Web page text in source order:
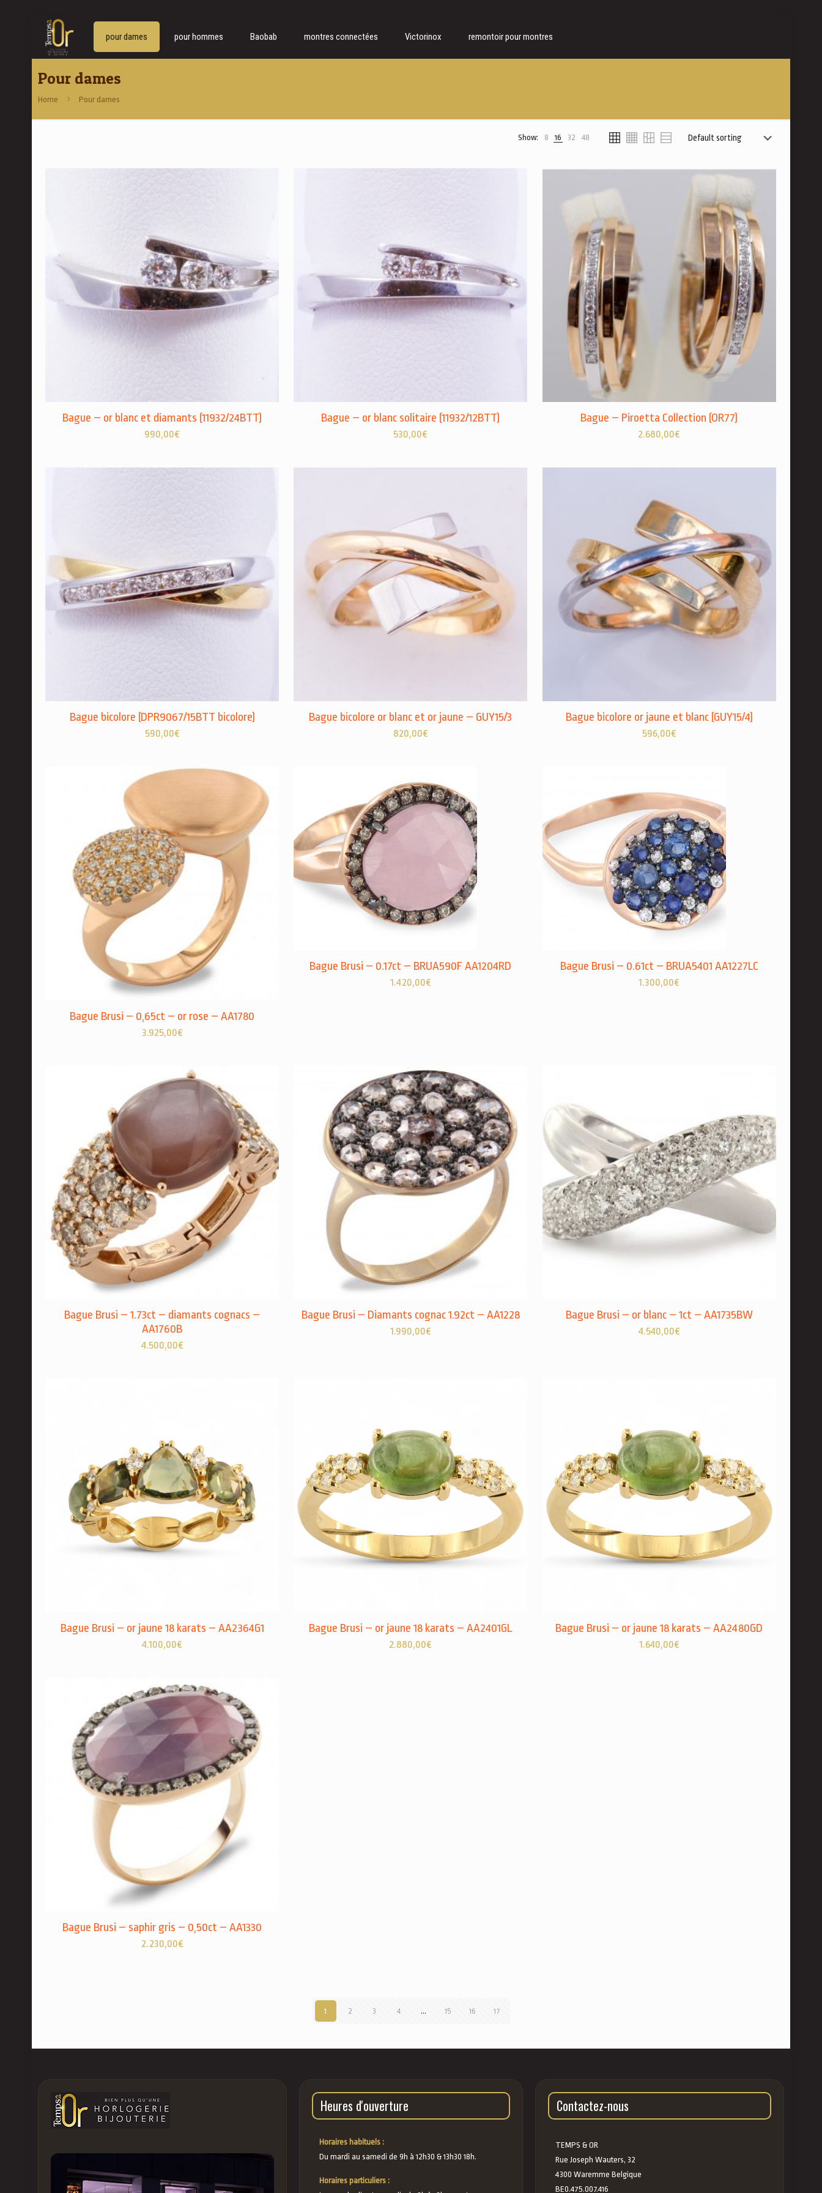
pour dames pour hommes Baobab montres connectées Victorinox remontoir pour montres
Pour dames
Home Pour dames
Show: 8 16 32 48
Bague – or blanc et diamants (11932/24BTT)
990,00€
Bague – or blanc solitaire (11932/12BTT)
530,00€
Bague – Piroetta Collection (OR77)
2.680,00€
Bague bicolore (DPR9067/15BTT bicolore)
590,00€
Bague bicolore or blanc et or jaune – GUY15/3
820,00€
Bague bicolore or jaune et blanc (GUY15/4)
596,00€
Bague Brusi – 0,65ct – or rose – AA1780
3.925,00€
Bague Brusi – 0.17ct – BRUA590F AA1204RD
1.420,00€
Bague Brusi – 0.61ct – BRUA5401 AA1227LC
1.300,00€
Bague Brusi – 1.73ct – diamants cognacs –
AA1760B
4.500,00€
Bague Brusi – Diamants cognac 1.92ct – AA1228
1.990,00€
Bague Brusi – or blanc – 1ct – AA1735BW
4.540,00€
Bague Brusi – or jaune 18 karats – AA2364G1
4.100,00€
Bague Brusi – or jaune 18 karats – AA2401GL
2.880,00€
Bague Brusi – or jaune 18 karats – AA2480GD
1.640,00€
Bague Brusi – saphir gris – 0,50ct – AA1330
2.230,00€
1 2 3 4 … 15 16 17
Heures d'ouverture
Horaires habituels :
Du mardi au samedi de 9h à 12h30 & 13h30 18h.
Horaires particuliers :
Contactez-nous
TEMPS & OR
Rue Joseph Wauters, 32
4300 Waremme Belgique
BE0.475.007.416